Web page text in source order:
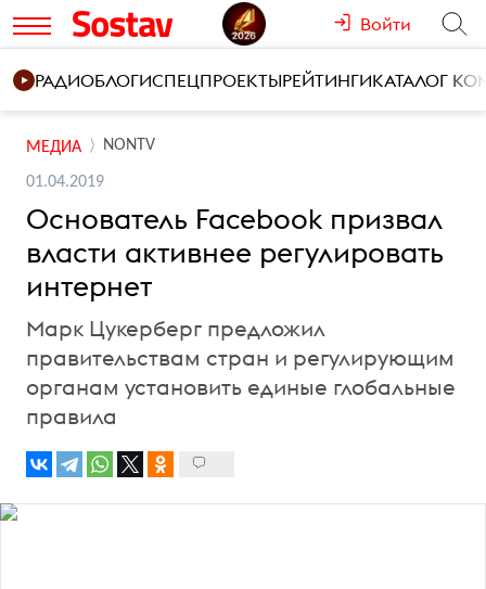
Войти
РАДИОБЛОГИСПЕЦПРОЕКТЫРЕЙТИНГИКАТАЛОГ
МЕДИА NONTV
01.04.2019
Основатель Facebook призвал
власти активнее регулировать
интернет
Марк Цукерберг предложил
правительствам стран и регулирующим
органам установить единые глобальные
правила